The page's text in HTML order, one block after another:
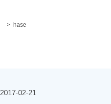
hase
2017-02-21